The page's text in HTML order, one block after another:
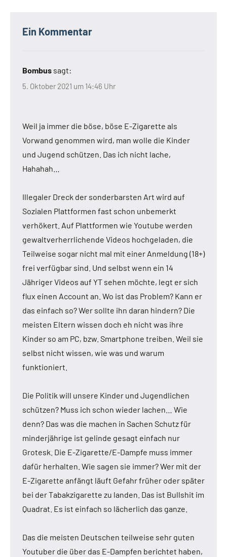
Ein Kommentar
Bombus sagt:
5. Oktober 2021 um 14:46 Uhr
Weil ja immer die böse, böse E-Zigarette als
Vorwand genommen wird, man wolle die Kinder
und Jugend schützen. Das ich nicht lache,
Hahahah…
Illegaler Dreck der sonderbarsten Art wird auf
Sozialen Plattformen fast schon unbemerkt
verhökert. Auf Plattformen wie Youtube werden
gewaltverherrlichende Videos hochgeladen, die
Teilweise sogar nicht mal mit einer Anmeldung (18+)
frei verfügbar sind. Und selbst wenn ein 14
Jähriger Videos auf YT sehen möchte, legt er sich
flux einen Account an. Wo ist das Problem? Kann er
das einfach so? Wer sollte ihn daran hindern? Die
meisten Eltern wissen doch eh nicht was ihre
Kinder so am PC, bzw. Smartphone treiben. Weil sie
selbst nicht wissen, wie was und warum
funktioniert.
Die Politik will unsere Kinder und Jugendlichen
schützen? Muss ich schon wieder lachen… Wie
denn? Das was die machen in Sachen Schutz für
minderjährige ist gelinde gesagt einfach nur
Grotesk. Die E-Zigarette/E-Dampfe muss immer
dafür herhalten. Wie sagen sie immer? Wer mit der
E-Zigarette anfängt läuft Gefahr früher oder später
bei der Tabakzigarette zu landen. Das ist Bullshit im
Quadrat. Es ist einfach so lächerlich das ganze.
Das die meisten Deutschen teilweise sehr guten
Youtuber die über das E-Dampfen berichtet haben,